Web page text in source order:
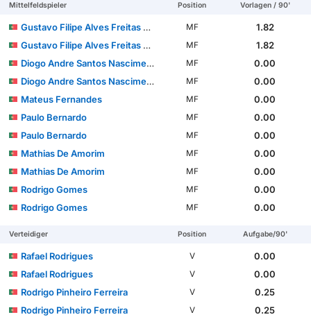
Mittelfeldspieler Position Vorlagen / 90'
Gustavo Filipe Alves Freitas Azevedo Sá MF
1.82
Gustavo Filipe Alves Freitas Azevedo Sá
MF
1.82
Diogo Andre Santos Nascimento
MF
0.00
Diogo Andre Santos Nascimento
MF
0.00
Mateus Fernandes
MF
0.00
Paulo Bernardo
MF
0.00
Paulo Bernardo
MF
0.00
Mathias De Amorim
MF
0.00
Mathias De Amorim
MF
0.00
Rodrigo Gomes
MF
0.00
Rodrigo Gomes
MF 0.00
Verteidiger Position Aufgabe/90'
Rafael Rodrigues V
0.00
Rafael Rodrigues
V
0.00
Rodrigo Pinheiro Ferreira
V
0.25
Rodrigo Pinheiro Ferreira
V
0.25